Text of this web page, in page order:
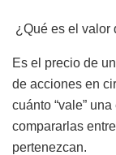
¿Qué es el valor
Es el precio de
de acciones en
cuánto “vale”
compararlas
pertenezcan.